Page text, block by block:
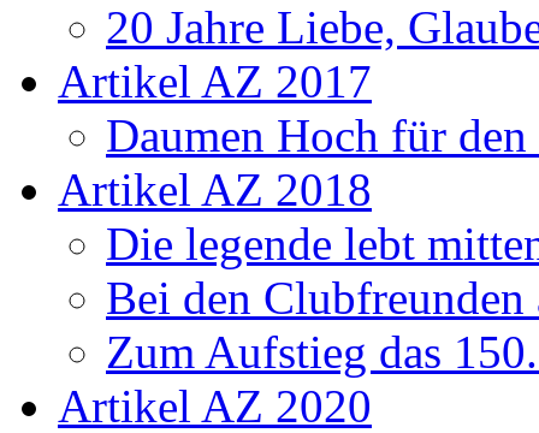
20 Jahre Liebe,
Artikel AZ 2017
Daumen Hoch für
Artikel AZ 2018
Die legende lebt
Bei den
Zum Aufstieg das
Artikel AZ 2020